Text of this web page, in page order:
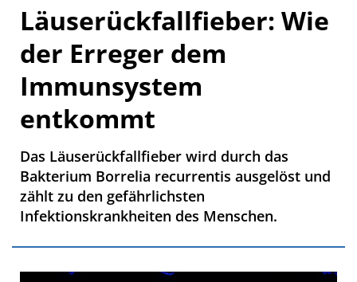
Läuserückfallfieber: Wie
der Erreger dem
Immunsystem
entkommt
Das Läuserückfallfieber wird durch das
Bakterium Borrelia recurrentis ausgelöst und
zählt zu den gefährlichsten
Infektionskrankheiten des Menschen.